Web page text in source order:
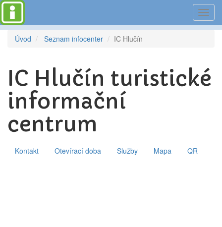
Úvod
Seznam infocenter IC Hlučín
IC Hlučín turistické
informační
centrum
Kontakt Otevírací doba Služby Mapa QR